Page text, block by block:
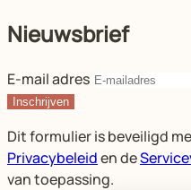
Nieuwsbrief
E-mail adres
Inschrijven
Dit formulier is beveiligd
Privacybeleiden de
van toepassing.